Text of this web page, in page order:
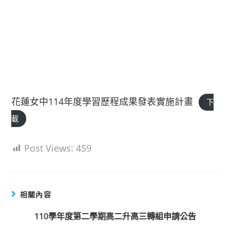
花蓮女中114年度學習歷程成果發表實施計畫
下
載
Post Views: 459
相關內容
110學年度第二學期高二升高三轉組申請公告